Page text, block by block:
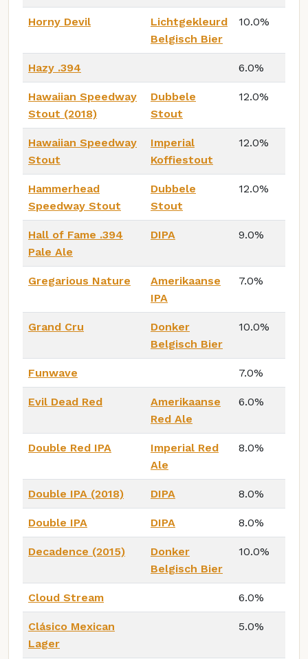
Horny Devil
Lichtgekleurd
Belgisch Bier
10.0%
Hazy .394 6.0%
Hawaiian Speedway
Stout (2018)
Dubbele
Stout
12.0%
Hawaiian Speedway
Stout
Imperial
Koffiestout
12.0%
Hammerhead
Speedway Stout
Dubbele
Stout
12.0%
Hall of Fame .394
Pale Ale
DIPA 9.0%
Gregarious Nature
Amerikaanse
IPA
7.0%
Grand Cru
Donker
Belgisch Bier
10.0%
Funwave 7.0%
Evil Dead Red
Amerikaanse
Red Ale
6.0%
Double Red IPA
Imperial Red
Ale
8.0%
Double IPA (2018) DIPA 8.0%
Double IPA DIPA 8.0%
Decadence (2015)
Donker
Belgisch Bier
10.0%
Cloud Stream 6.0%
Clásico Mexican
Lager
5.0%